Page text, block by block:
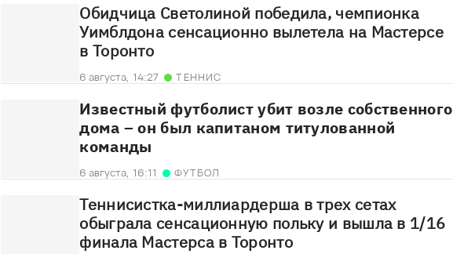
Обидчица Светолиной победила, чемпионка
Уимблдона сенсационно вылетела на Мастерсе
в Торонто
6 августа, 14:27 ТЕННИС
Известный футболист убит возле собственного
дома – он был капитаном титулованной
команды
6 августа, 16:11 ФУТБОЛ
Теннисистка-миллиардерша в трех сетах
обыграла сенсационную польку и вышла в 1/16
финала Мастерса в Торонто